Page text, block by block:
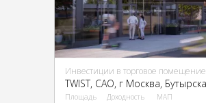
Инвестиции в торговое помещение
Площадь Доходность МАП